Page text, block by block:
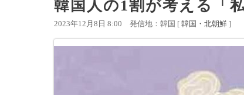
韓国人の1割が考える「
2023年12月8日 8:00 発信地：韓国 [ 韓国・北朝鮮 ]